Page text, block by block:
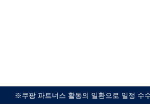
※쿠팡 파트너스 활동의 일환으로 일정 수